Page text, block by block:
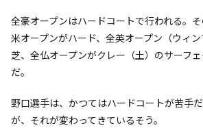
全豪オープンはハードコートで行われる。
米オープンがハード、全英オープン（ウィ
芝、全仏オープンがクレー（土）のサーフェ
だ。
野口選手は、かつてはハードコートが苦手
が、それが変わってきているそう。